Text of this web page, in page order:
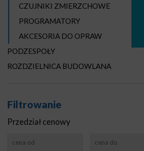
CZUJNIKI ZMIERZCHOWE
PROGRAMATORY
AKCESORIA DO OPRAW
PODZESPOŁY
ROZDZIELNICA BUDOWLANA
Filtrowanie
Przedział cenowy